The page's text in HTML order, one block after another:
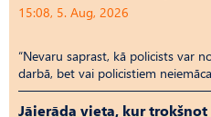
15:08, 5. Aug, 2026
“Nevaru saprast, kā policists var
darbā, bet vai policistiem
Jāierāda vieta, kur trokšņot